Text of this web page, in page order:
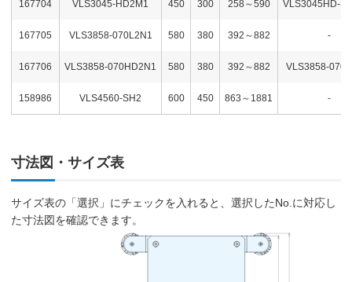
167704 VLS3045-HD2M1 450 300 258～590 VLS3045HD-
167705 VLS3858-070L2N1 580 380 392～882 -
167706 VLS3858-070HD2N1 580 380 392～882 VLS3858-
158986 VLS4560-SH2 600 450 863～1881 -
寸法図・サイズ表
サイズ表の「選択」にチェックを入れると、選択したNo.に対応し
た寸法図を確認できます。